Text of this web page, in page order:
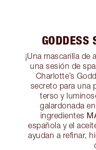
GODDESS
¡Una mascarilla de
una sesión de
Charlotte’s
secreto para una
terso y
galardonada
ingredientes
española y el
ayudan a refinar,